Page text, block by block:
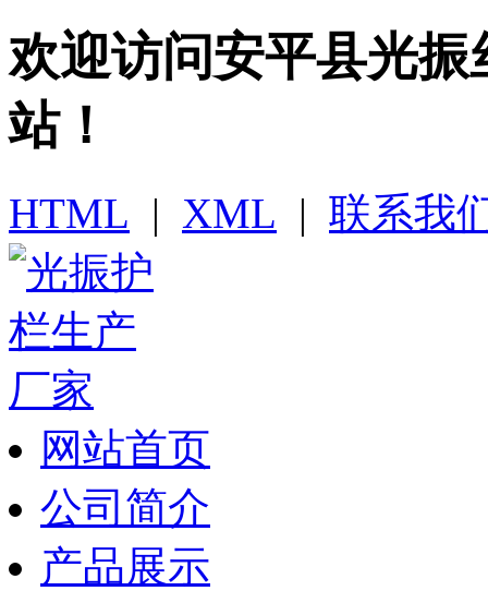
欢迎访问​安平县光
站！
HTML | XML | 联系我
网站首页
公司简介
产品展示